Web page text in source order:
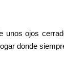
unos ojos
donde